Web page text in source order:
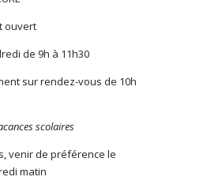
ouvert
de 9h à 11h30
sur rendez-vous de 10h
scolaires
venir de préférence le
matin